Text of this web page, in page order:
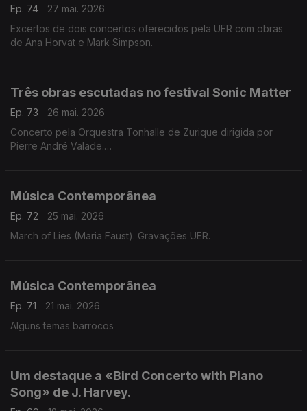
Ep. 74
27 mai. 2026
Excertos de dois concertos oferecidos pela UER com obras
de Ana Horvat e Mark Simpson.
Três obras escutadas no festival Sonic Matter
Ep. 73
26 mai. 2026
Concerto pela Orquestra Tonhalle de Zurique dirigida por
Pierre André Valade.
Música Contemporânea
Ep. 72
25 mai. 2026
March of Lies (Maria Faust). Gravações UER.
Música Contemporânea
Ep. 71
21 mai. 2026
Alguns temas barrocos
Um destaque a «Bird Concerto with Piano
Song» de J. Harvey.